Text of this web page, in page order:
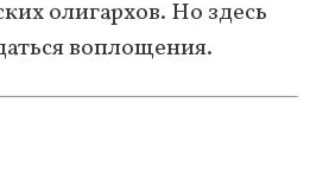
олигархов. Но здесь
воплощения.